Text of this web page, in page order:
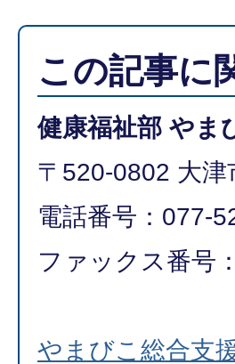
この記事に
健康福祉部 やま
〒520-0802 大
電話番号：077-
ファックス番号
やまびこ総合支